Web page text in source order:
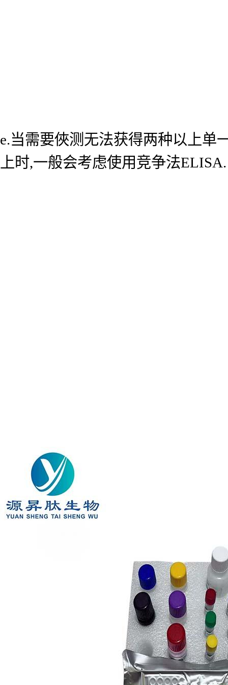
e.当需要俠测无法获得两种以上单
上时,一般会考虑使用竞争法ELISA.